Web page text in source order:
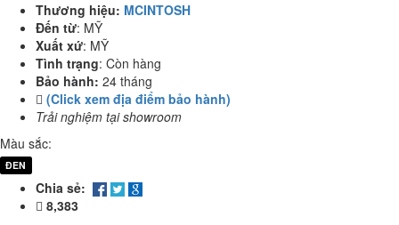
Thương hiệu: MCINTOSH
Đến từ: MỸ
Xuất xứ: MỸ
Tình trạng: Còn hàng
Bảo hành: 24 tháng
(Click xem địa điểm bảo hành)
Trải nghiệm tại showroom
Màu sắc:
ĐEN
Chia sẻ:
8,383